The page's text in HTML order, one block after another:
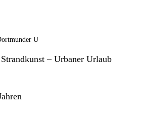
U
– Urbaner Urlaub